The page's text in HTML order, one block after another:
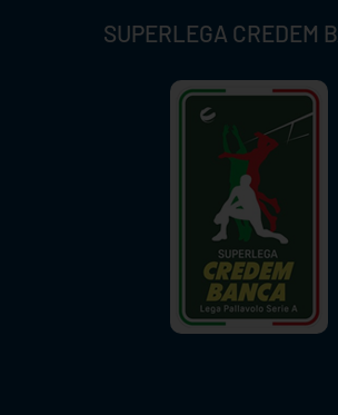
SUPERLEGA CREDEM